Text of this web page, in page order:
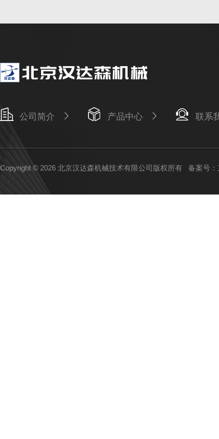
公司简介 产品中心 联系
Copyright © 2026 北京汉达森机械技术有限公司版权所有 备案号：